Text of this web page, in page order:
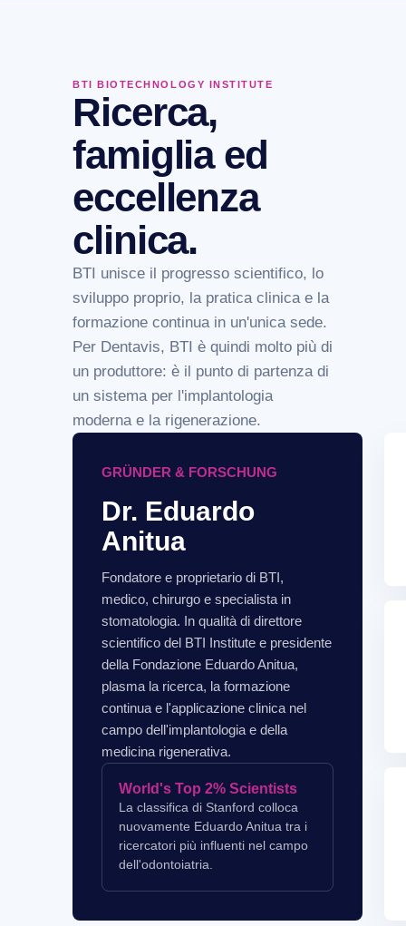
BTI BIOTECHNOLOGY INSTITUTE
Ricerca,
famiglia ed
eccellenza
clinica.
BTI unisce il progresso scientifico, lo
sviluppo proprio, la pratica clinica e la
formazione continua in un'unica sede.
Per Dentavis, BTI è quindi molto più di
un produttore: è il punto di partenza di
un sistema per l'implantologia
moderna e la rigenerazione.
GRÜNDER & FORSCHUNG
Dr. Eduardo
Anitua
Fondatore e proprietario di BTI,
medico, chirurgo e specialista in
stomatologia. In qualità di direttore
scientifico del BTI Institute e presidente
della Fondazione Eduardo Anitua,
plasma la ricerca, la formazione
continua e l'applicazione clinica nel
campo dell'implantologia e della
medicina rigenerativa.
World's Top 2% Scientists
La classifica di Stanford colloca
nuovamente Eduardo Anitua tra i
ricercatori più influenti nel campo
dell'odontoiatria.